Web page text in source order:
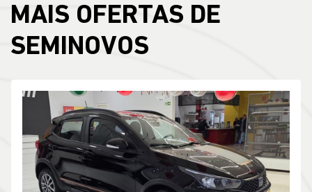
MAIS OFERTAS DE
SEMINOVOS